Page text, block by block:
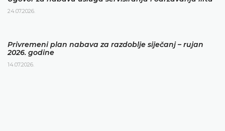
24.07.2026.
Privremeni plan nabava za razdoblje siječanj – rujan
2026. godine
14.07.2026.